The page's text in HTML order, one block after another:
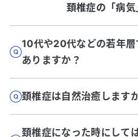
頚椎症の「病気
10代や20代などの若年
ありますか？
頚椎症は自然治癒します
頚椎症になった時にして